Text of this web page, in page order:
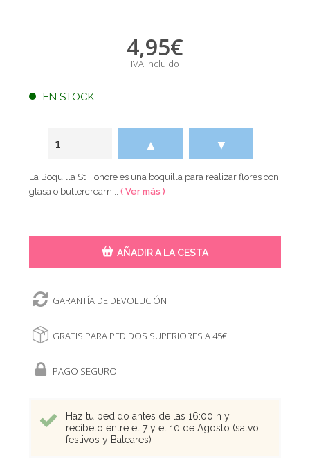
4,95€
IVA incluido
EN STOCK
▲ ▼
La Boquilla St Honore es una boquilla para realizar flores con
glasa o buttercream...( Ver más )
AÑADIR A LA CESTA
GARANTÍA DE DEVOLUCIÓN
GRATIS PARA PEDIDOS SUPERIORES A 45€
PAGO SEGURO
Haz tu pedido antes de las 16:00 h y
recíbelo entre el 7 y el 10 de Agosto (salvo
festivos y Baleares)